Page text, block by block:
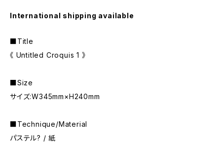
International shipping available
■Title
《 Untitled Croquis 1 》
■Size
サイズ:W345mm×H240mm
■Technique/Material
パステル? / 紙